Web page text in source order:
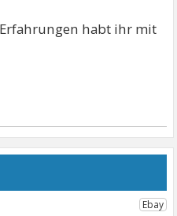
habt ihr mit